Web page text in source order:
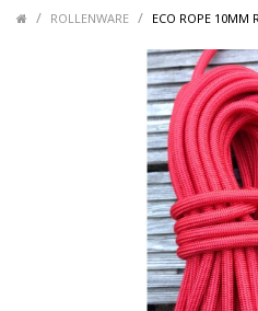
/ ROLLENWARE / ECO ROPE 10MM